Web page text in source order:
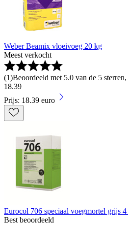
Weber Beamix vloeivoeg 20 kg
Meest verkocht
(1)Beoordeeld met 5.0 van de 5
18.39
Prijs: 18.39 euro
Eurocol 706 speciaal voegmortel grijs
Best beoordeeld